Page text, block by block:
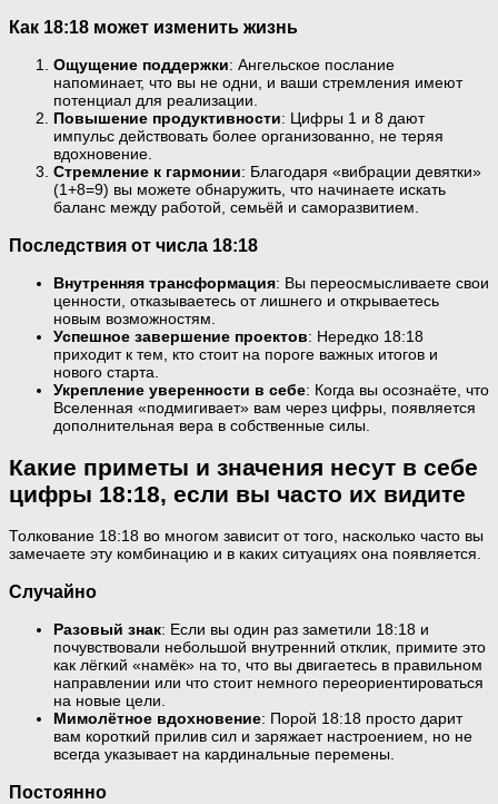
Как 18:18 может изменить жизнь
Ощущение поддержки: Ангельское послание
напоминает, что вы не одни, и ваши стремления имеют
потенциал для реализации.
Повышение продуктивности: Цифры 1 и 8 дают
импульс действовать более организованно, не теряя
вдохновение.
Стремление к гармонии: Благодаря «вибрации девятки»
(1+8=9) вы можете обнаружить, что начинаете искать
баланс между работой, семьёй и саморазвитием.
Последствия от числа 18:18
Внутренняя трансформация: Вы переосмысливаете свои
ценности, отказываетесь от лишнего и открываетесь
новым возможностям.
Успешное завершение проектов: Нередко 18:18
приходит к тем, кто стоит на пороге важных итогов и
нового старта.
Укрепление уверенности в себе: Когда вы осознаёте, что
Вселенная «подмигивает» вам через цифры, появляется
дополнительная вера в собственные силы.
Какие приметы и значения несут в себе
цифры 18:18, если вы часто их видите
Толкование 18:18 во многом зависит от того, насколько часто вы
замечаете эту комбинацию и в каких ситуациях она появляется.
Случайно
Разовый знак: Если вы один раз заметили 18:18 и
почувствовали небольшой внутренний отклик, примите это
как лёгкий «намёк» на то, что вы двигаетесь в правильном
направлении или что стоит немного переориентироваться
на новые цели.
Мимолётное вдохновение: Порой 18:18 просто дарит
вам короткий прилив сил и заряжает настроением, но не
всегда указывает на кардинальные перемены.
Постоянно